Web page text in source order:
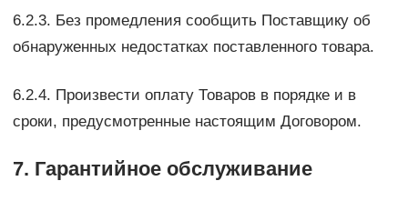
6.2.3. Без промедления сообщить Поставщику об
обнаруженных недостатках поставленного товара.
6.2.4. Произвести оплату Товаров в порядке и в
сроки, предусмотренные настоящим Договором.
7. Гарантийное обслуживание